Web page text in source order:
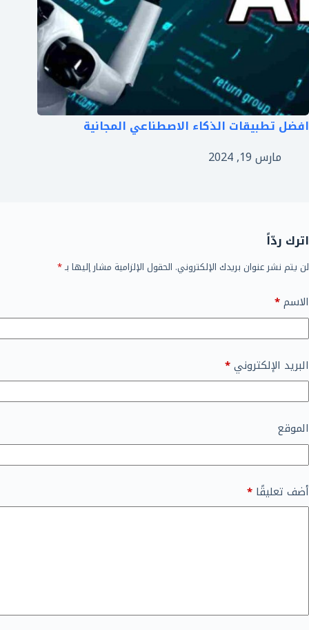
افضل تطبيقات الذكاء الاصطناعي المجانية
مارس 19, 2024
اترك ردّاً
لن يتم نشر عنوان بريدك الإلكتروني. الحقول الإلزامية مشار إليها بـ*
الاسم*
البريد الإلكتروني*
الموقع
أضف تعليقًا *